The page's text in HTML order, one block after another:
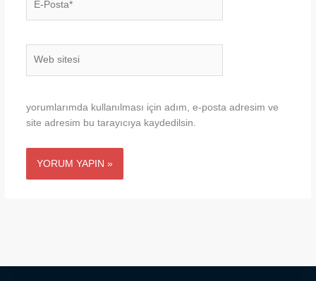
Posta*
yorumlarımda kullanılması için adım, e-posta adresim ve
site adresim bu tarayıcıya kaydedilsin.